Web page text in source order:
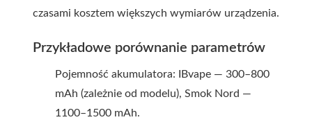
czasami kosztem większych wymiarów urządzenia.
Przykładowe porównanie parametrów
Pojemność akumulatora: IBvape — 300–800
mAh (zależnie od modelu), Smok Nord —
1100–1500 mAh.